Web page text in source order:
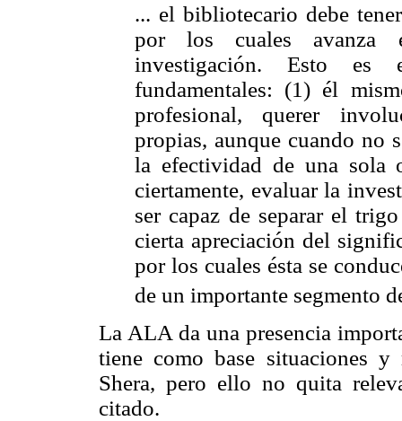
... el bibliotecario debe
por los cuales avanza
investigación. Esto es
fundamentales: (1) él
profesional, querer
propias, aunque cuando no
la efectividad de una sola
ciertamente, evaluar la
ser capaz de separar el
cierta apreciación del
por los cuales ésta se
de un importante segmento
La ALA da una presencia
tiene como base situaciones
Shera, pero ello no quita
citado.